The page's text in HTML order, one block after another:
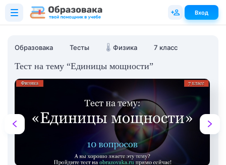
Образовака Тесты 🌡️ Физика 7 класс
Тест на тему “Единицы мощности”
Вход